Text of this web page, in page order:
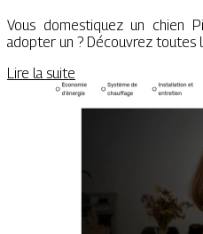
Vous domestiquez un chien
adopter un ? Découvrez toutes
Lire la suite